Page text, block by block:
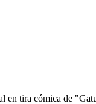
en tira cómica de